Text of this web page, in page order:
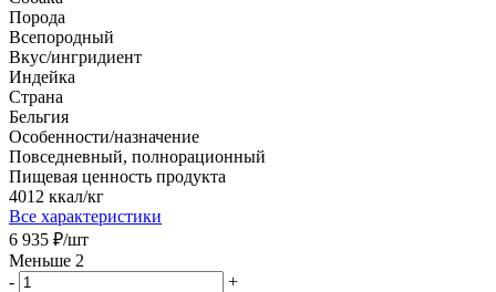
Порода
Всепородный
Вкус/ингридиент
Индейка
Страна
Бельгия
Особенности/назначение
Повседневный, полнорационный
Пищевая ценность продукта
4012 ккал/кг
Все характеристики
6 935 ₽/шт
Меньше 2
-
+